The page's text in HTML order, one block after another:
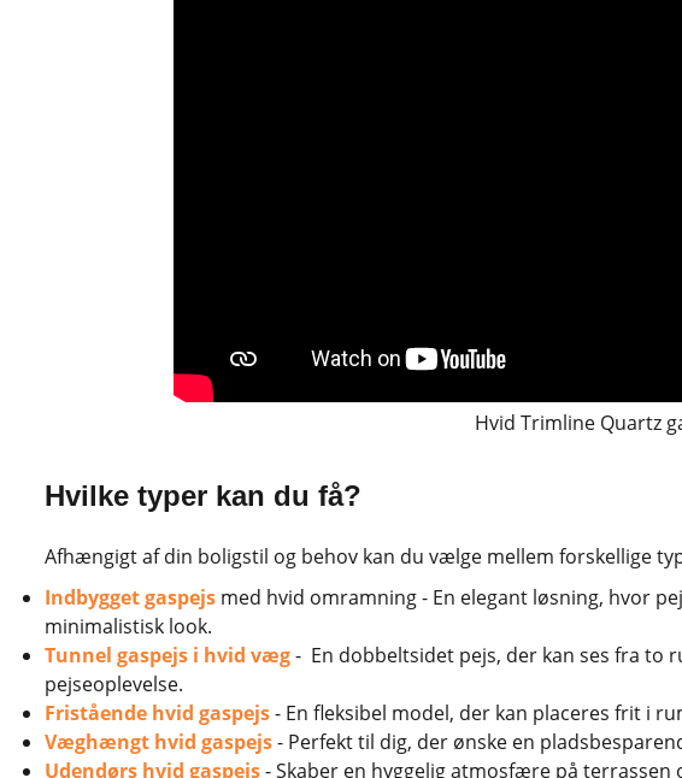
Hvid Trimline Quartz
Hvilke typer kan du få?
Afhængigt af din boligstil og behov kan du vælge mellem forskellige
Indbygget gaspejs med hvid omramning - En elegant løsning, hvor
minimalistisk look.
Tunnel gaspejs i hvid væg- En dobbeltsidet pejs, der kan ses fra to
pejseoplevelse.
Fristående hvid gaspejs- En fleksibel model, der kan placeres frit i
Væghængt hvid gaspejs- Perfekt til dig, der ønske en
Udendørs hvid gaspejs- Skaber en hyggelig atmosfære på